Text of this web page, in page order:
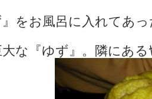
をお風呂に入れてあ
な『ゆず』。隣にあ